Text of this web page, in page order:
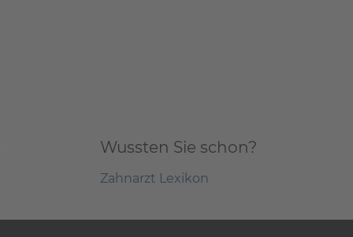
Wussten Sie schon?
Zahnarzt Lexikon